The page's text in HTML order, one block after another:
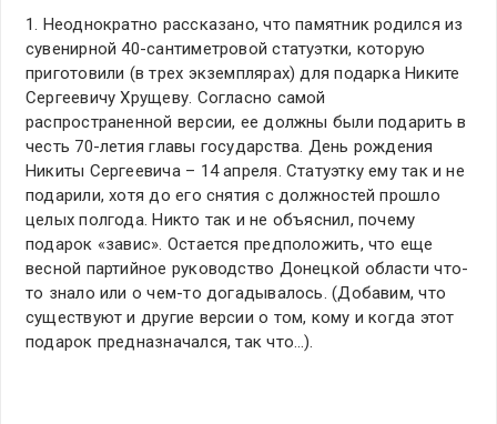
1. Неоднократно рассказано, что памятник родился из
сувенирной 40-сантиметровой статуэтки, которую
приготовили (в трех экземплярах) для подарка Никите
Сергеевичу Хрущеву. Согласно самой
распространенной версии, ее должны были подарить в
честь 70-летия главы государства. День рождения
Никиты Сергеевича – 14 апреля. Статуэтку ему так и не
подарили, хотя до его снятия с должностей прошло
целых полгода. Никто так и не объяснил, почему
подарок «завис». Остается предположить, что еще
весной партийное руководство Донецкой области что-
то знало или о чем-то догадывалось. (Добавим, что
существуют и другие версии о том, кому и когда этот
подарок предназначался, так что…).